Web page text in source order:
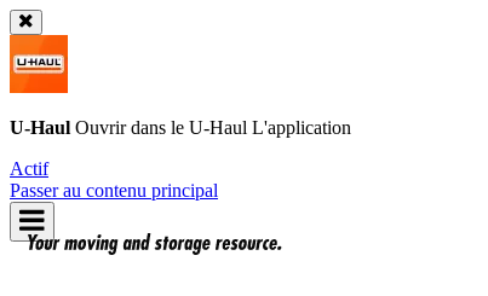
U-Haul Ouvrir dans le U-Haul L'application
Actif
Passer au contenu principal